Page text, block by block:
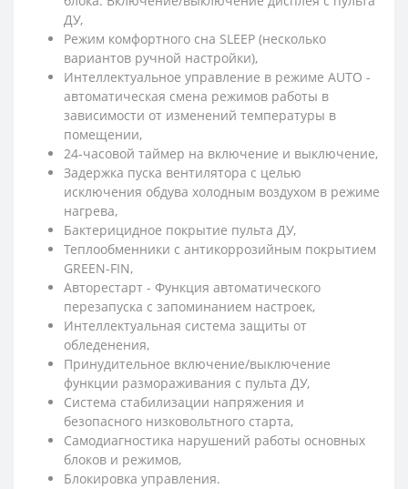
ДУ,
Режим комфортного сна SLЕЕР (несколько
вариантов ручной настройки),
Интеллектуальное управление в режиме AUTO -
автоматическая смена режимов работы в
зависимости от изменений температуры в
помещении,
24-часовой таймер на включение и выключение,
Задержка пуска вентилятора с целью
исключения обдува холодным воздухом в режиме
нагрева,
Бактерицидное покрытие пульта ДУ,
Теплообменники с антикоррозийным покрытием
GREEN-FIN,
Авторестарт - Функция автоматического
перезапуска с запоминанием настроек,
Интеллектуальная система защиты от
обледенения,
Принудительное включение/выключение
функции размораживания с пульта ДУ,
Система стабилизации напряжения и
безопасного низковольтного старта,
Самодиагностика нарушений работы основных
блоков и режимов,
Блокировка управления.